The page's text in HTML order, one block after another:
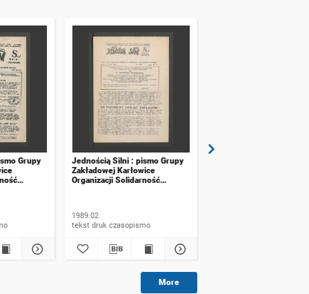
Grupy
Jednością Silni : pismo Grupy
Zakładowej Karłowice
Organizacji Solidarność
1989.02
tekst druk czasopismo
More